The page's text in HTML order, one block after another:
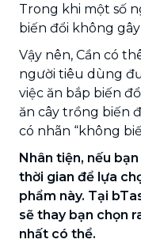
Trong khi một số
biến đổi không
Vậy nên, Cần có
người tiêu dùng
việc ăn bắp biến
ăn cây trồng biến
có nhãn “không
Nhân tiện, nếu
thời gian để lựa
phẩm này. Tại
sẽ thay bạn chọn
nhất có thể.